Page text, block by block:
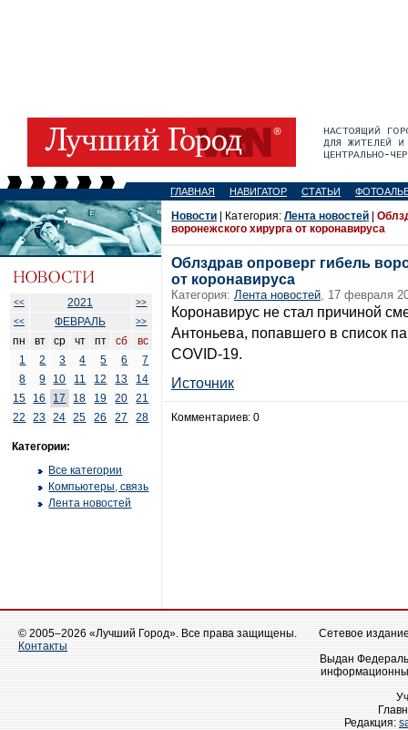
ГЛАВНАЯ НАВИГАТОР СТАТЬИ
<< 2021
>>
<<
ФЕВРАЛЬ >>
пн вт ср чт пт сб
вс
1
2 3 4 5 6
7
8
9 10 11 12 13
14
15
16 17 18 19 20
21
22
23 24 25 26 27 28
Категории:
Все категории
Компьютеры, связь
Лента новостей
Новости | Категория: Лента новостей
воронежского хирурга от коронавируса
Облздрав опроверг гибель
от коронавируса
Категория: Лента новостей, 17 февраля
Коронавирус не стал причиной
Антоньева, попавшего в список
COVID-19.
Источник
Комментариев: 0
© 2005–2026 «Лучший Город». Все права защищены.
Контакты
Сетевое
Выдан
Редакция: